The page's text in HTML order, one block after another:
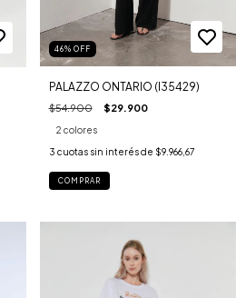
46% OFF
PALAZZO ONTARIO (I35429)
$54.900 $29.900
2 colores
3 cuotas sin interés de $9.966,67
COMPRAR